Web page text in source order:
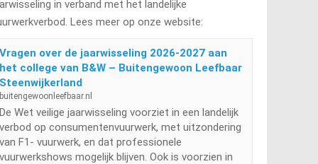
in verband met het landelijke
Lees meer op onze website:
Vragen over de jaarwisseling 2026-2027 aan
het college van B&W – Buitengewoon Leefbaar
Steenwijkerland
buitengewoonleefbaar.nl
De Wet veilige jaarwisseling voorziet in een landelijk
verbod op consumentenvuurwerk, met uitzondering
van F1- vuurwerk, en dat professionele
vuurwerkshows mogelijk blijven. Ook is voorzien in